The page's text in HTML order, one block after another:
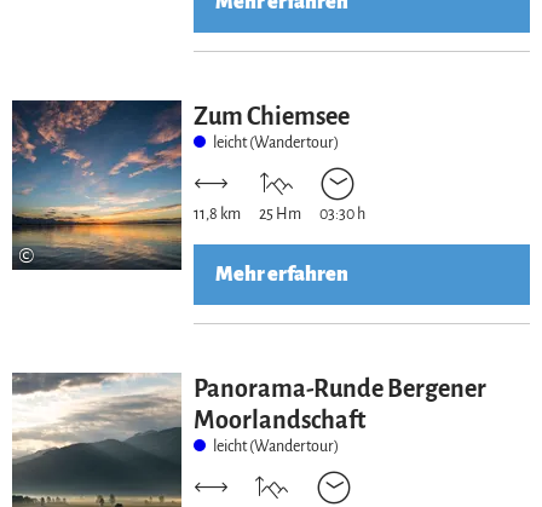
©
Zum Chiemsee
leicht (Wandertour)
11,8 km 25 Hm 03:30 h
Mehr erfahren
Panorama-Runde Bergener
Moorlandschaft
leicht (Wandertour)